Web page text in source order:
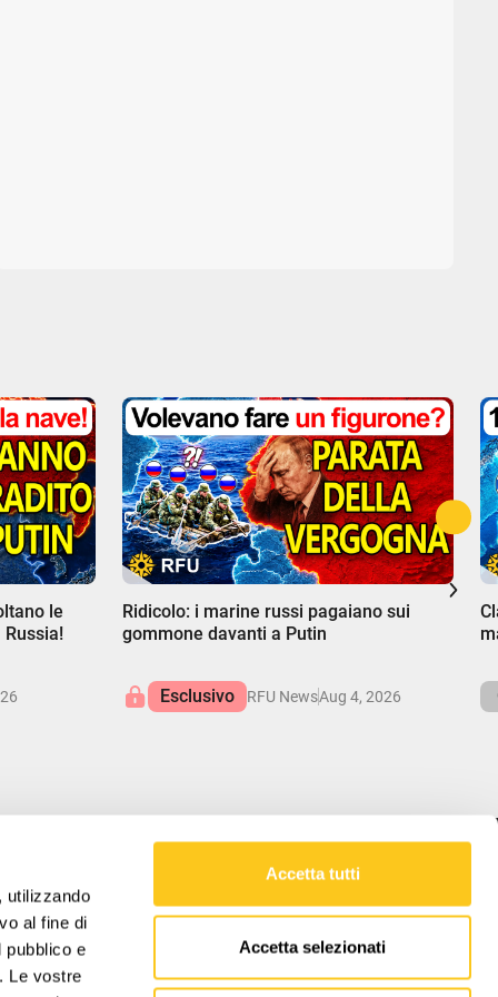
utilizzando
al fine di
pubblico e
Le vostre
Accetta tutti
Accetta selezionati
le
Ridicolo: i marine russi pagaiano sui
gommone davanti a Putin
Esclusivo RFU NewsAug 4, 2026
LA NOSTRA MISSIONE
RFU offre approfondimenti equilibrati sugli
affari globali, svelando le complessità per
favorire la comprensione delle forze che